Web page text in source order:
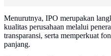
Menurutnya, IPO merupakan
kualitas perusahaan melalui
transparansi, serta memperkuat
panjang.